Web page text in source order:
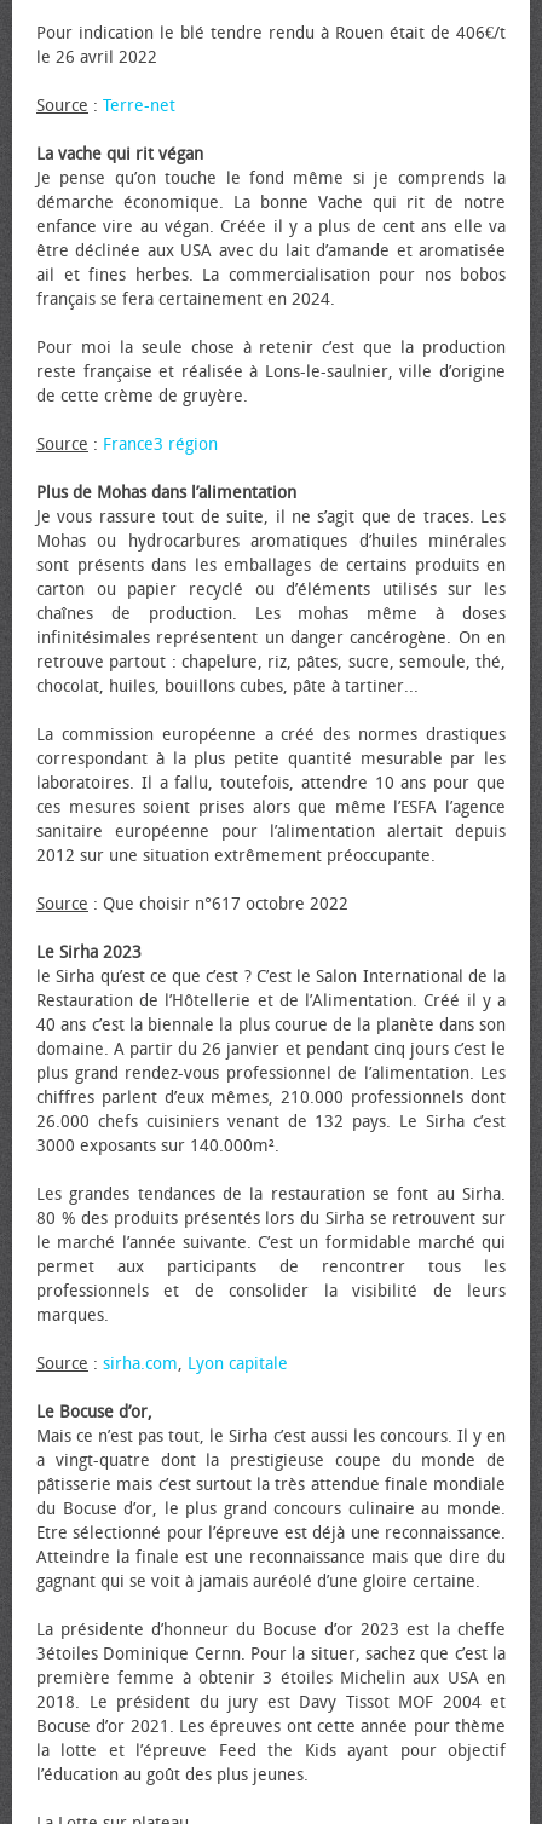
Pour indication le blé tendre rendu à Rouen était de 406€/t
le 26 avril 2022
Source : Terre-net
La vache qui rit végan
Je pense qu’on touche le fond même si je comprends la
démarche économique. La bonne Vache qui rit de notre
enfance vire au végan. Créée il y a plus de cent ans elle va
être déclinée aux USA avec du lait d’amande et aromatisée
ail et fines herbes. La commercialisation pour nos bobos
français se fera certainement en 2024.
Pour moi la seule chose à retenir c’est que la production
reste française et réalisée à Lons-le-saulnier, ville d’origine
de cette crème de gruyère.
Source : France3 région
Plus de Mohas dans l’alimentation
Je vous rassure tout de suite, il ne s’agit que de traces. Les
Mohas ou hydrocarbures aromatiques d’huiles minérales
sont présents dans les emballages de certains produits en
carton ou papier recyclé ou d’éléments utilisés sur les
chaînes de production. Les mohas même à doses
infinitésimales représentent un danger cancérogène. On en
retrouve partout : chapelure, riz, pâtes, sucre, semoule, thé,
chocolat, huiles, bouillons cubes, pâte à tartiner...
La commission européenne a créé des normes drastiques
correspondant à la plus petite quantité mesurable par les
laboratoires. Il a fallu, toutefois, attendre 10 ans pour que
ces mesures soient prises alors que même l’ESFA l’agence
sanitaire européenne pour l’alimentation alertait depuis
2012 sur une situation extrêmement préoccupante.
Source : Que choisir n°617 octobre 2022
Le Sirha 2023
le Sirha qu’est ce que c’est ? C’est le Salon International de la
Restauration de l’Hôtellerie et de l’Alimentation. Créé il y a
40 ans c’est la biennale la plus courue de la planète dans son
domaine. A partir du 26 janvier et pendant cinq jours c’est le
plus grand rendez-vous professionnel de l’alimentation. Les
chiffres parlent d’eux mêmes, 210.000 professionnels dont
26.000 chefs cuisiniers venant de 132 pays. Le Sirha c’est
3000 exposants sur 140.000m².
Les grandes tendances de la restauration se font au Sirha.
80 % des produits présentés lors du Sirha se retrouvent sur
le marché l’année suivante. C’est un formidable marché qui
permet aux participants de rencontrer tous les
professionnels et de consolider la visibilité de leurs
marques.
Source : sirha.com, Lyon capitale
Le Bocuse d’or,
Mais ce n’est pas tout, le Sirha c’est aussi les concours. Il y en
a vingt-quatre dont la prestigieuse coupe du monde de
pâtisserie mais c’est surtout la très attendue finale mondiale
du Bocuse d’or, le plus grand concours culinaire au monde.
Etre sélectionné pour l’épreuve est déjà une reconnaissance.
Atteindre la finale est une reconnaissance mais que dire du
gagnant qui se voit à jamais auréolé d’une gloire certaine.
La présidente d’honneur du Bocuse d’or 2023 est la cheffe
3étoiles Dominique Cernn. Pour la situer, sachez que c’est la
première femme à obtenir 3 étoiles Michelin aux USA en
2018. Le président du jury est Davy Tissot MOF 2004 et
Bocuse d’or 2021. Les épreuves ont cette année pour thème
la lotte et l’épreuve Feed the Kids ayant pour objectif
l’éducation au goût des plus jeunes.